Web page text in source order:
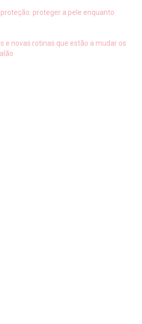
proteger a pele enquanto
e novas rotinas que estão a mudar os